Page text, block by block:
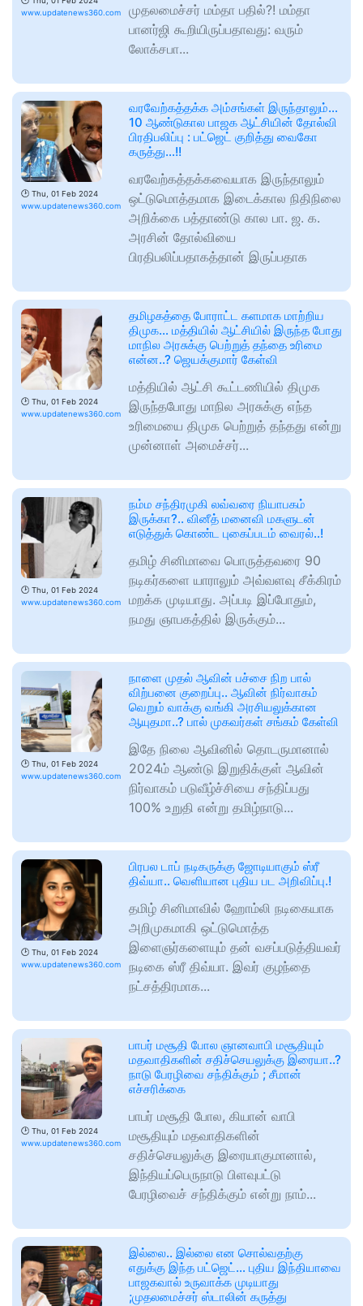
www.updatenews360.com
முதலமைச்சர் மம்தா பதில்?! மம்தா
பானர்ஜி கூறியிருப்பதாவது: வரும்
லோக்சபா...
🕑 Thu, 01 Feb 2024
www.updatenews360.com
வரவேற்கத்தக்க அம்சங்கள் இருந்தாலும்…
10 ஆண்டுகால பாஜக ஆட்சியின் தோல்வி
பிரதிபலிப்பு : பட்ஜெட் குறித்து வைகோ
கருத்து…!!
வரவேற்கத்தக்கவையாக இருந்தாலும்
ஒட்டுமொத்தமாக இடைக்கால நிதிநிலை
அறிக்கை பத்தாண்டு கால பா. ஜ. க.
அரசின் தோல்வியை
பிரதிபலிப்பதாகத்தான் இருப்பதாக
🕑 Thu, 01 Feb 2024
www.updatenews360.com
தமிழகத்தை போராட்ட களமாக மாற்றிய
திமுக… மத்தியில் ஆட்சியில் இருந்த போது
மாநில அரசுக்கு பெற்றுத் தந்தை உரிமை
என்ன..? ஜெயக்குமார் கேள்வி
மத்தியில் ஆட்சி கூட்டணியில் திமுக
இருந்தபோது மாநில அரசுக்கு எந்த
உரிமையை திமுக பெற்றுத் தந்தது என்று
முன்னாள் அமைச்சர்...
🕑 Thu, 01 Feb 2024
www.updatenews360.com
நம்ம சந்திரமுகி லவ்வரை நியாபகம்
இருக்கா?.. வினீத் மனைவி மகளுடன்
எடுத்துக் கொண்ட புகைப்படம் வைரல்..!
தமிழ் சினிமாவை பொருத்தவரை 90
நடிகர்களை யாராலும் அவ்வளவு சீக்கிரம்
மறக்க முடியாது. அப்படி இப்போதும்,
நமது ஞாபகத்தில் இருக்கும்...
🕑 Thu, 01 Feb 2024
www.updatenews360.com
நாளை முதல் ஆவின் பச்சை நிற பால்
விற்பனை குறைப்பு.. ஆவின் நிர்வாகம்
வெறும் வாக்கு வங்கி அரசியலுக்கான
ஆயுதமா..? பால் முகவர்கள் சங்கம் கேள்வி
இதே நிலை ஆவினில் தொடருமானால்
2024ம் ஆண்டு இறுதிக்குள் ஆவின்
நிர்வாகம் படுவீழ்ச்சியை சந்திப்பது
100% உறுதி என்று தமிழ்நாடு...
🕑 Thu, 01 Feb 2024
www.updatenews360.com
பிரபல டாப் நடிகருக்கு ஜோடியாகும் ஸ்ரீ
திவ்யா.. வெளியான புதிய பட அறிவிப்பு.!
தமிழ் சினிமாவில் ஹோம்லி நடிகையாக
அறிமுகமாகி ஒட்டுமொத்த
இளைஞர்களையும் தன் வசப்படுத்தியவர்
நடிகை ஸ்ரீ திவ்யா. இவர் குழந்தை
நட்சத்திரமாக...
🕑 Thu, 01 Feb 2024
www.updatenews360.com
பாபர் மசூதி போல ஞானவாபி மசூதியும்
மதவாதிகளின் சதிச்செயலுக்கு இரையா..?
நாடு பேரழிவை சந்திக்கும் ; சீமான்
எச்சரிக்கை
பாபர் மசூதி போல, கியான் வாபி
மசூதியும் மதவாதிகளின்
சதிச்செயலுக்கு இரையாகுமானால்,
இந்தியப்பெருநாடு பிளவுபட்டு
பேரழிவைச் சந்திக்கும் என்று நாம்...
இல்லை.. இல்லை என சொல்வதற்கு
எதுக்கு இந்த பட்ஜெட்… புதிய இந்தியாவை
பாஜகவால் உருவாக்க முடியாது
;முதலமைச்சர் ஸ்டாலின் கருத்து